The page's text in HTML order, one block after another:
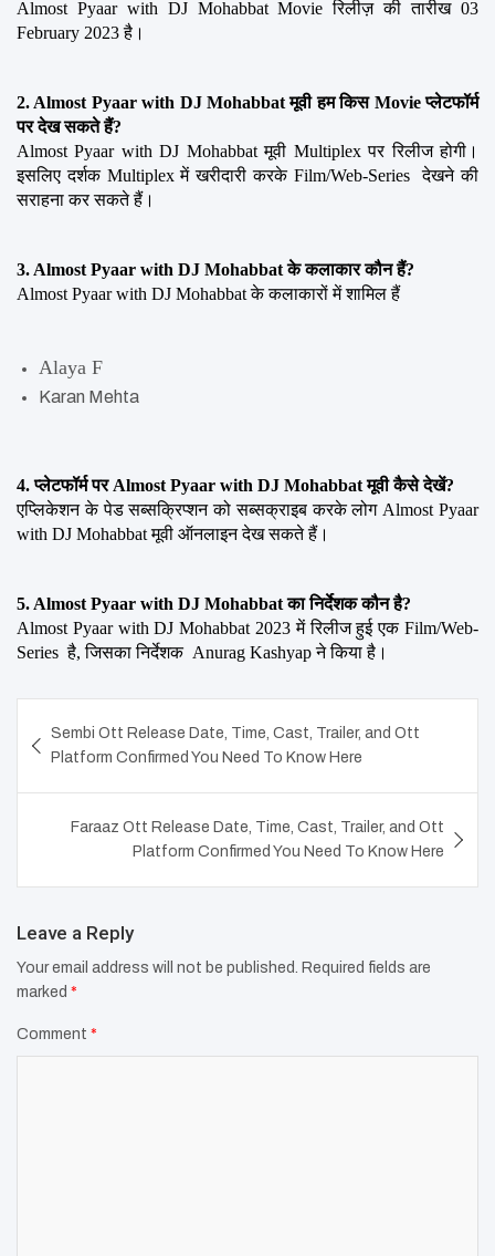
Almost Pyaar with DJ Mohabbat Movie रिलीज़ की तारीख 03
February 2023 है।
2. Almost Pyaar with DJ Mohabbat मूवी हम किस Movie प्लेटफॉर्म
पर देख सकते हैं?
Almost Pyaar with DJ Mohabbat मूवी Multiplex पर रिलीज होगी।
इसलिए दर्शक Multiplex में खरीदारी करके Film/Web-Series  देखने की
सराहना कर सकते हैं।
3. Almost Pyaar with DJ Mohabbat के कलाकार कौन हैं?
Almost Pyaar with DJ Mohabbat के कलाकारों में शामिल हैं
Alaya F
Karan Mehta
4. प्लेटफॉर्म पर Almost Pyaar with DJ Mohabbat मूवी कैसे देखें?
एप्लिकेशन के पेड सब्सक्रिप्शन को सब्सक्राइब करके लोग Almost Pyaar
with DJ Mohabbat मूवी ऑनलाइन देख सकते हैं।
5. Almost Pyaar with DJ Mohabbat का निर्देशक कौन है?
Almost Pyaar with DJ Mohabbat 2023 में रिलीज हुई एक Film/Web-
Series  है, जिसका निर्देशक  Anurag Kashyap ने किया है।
navigation
Sembi Ott Release Date, Time, Cast, Trailer, and Ott
Platform Confirmed You Need To Know Here
Faraaz Ott Release Date, Time, Cast, Trailer, and Ott
Platform Confirmed You Need To Know Here
Leave a Reply
Your email address will not be published.
Required fields are
marked *
Comment *